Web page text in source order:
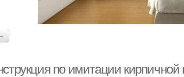
по имитации кирпичной